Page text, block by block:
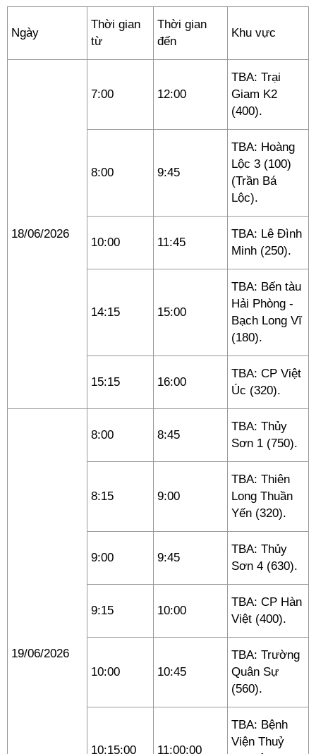
Ngày
Thời gian
từ
Thời gian
đến
Khu vực
18/06/2026
7:00 12:00
TBA: Trại
Giam K2
(400).
8:00 9:45
TBA: Hoàng
Lộc 3 (100)
(Trần Bá
Lộc).
10:00 11:45
TBA: Lê Đình
Minh (250).
14:15 15:00
TBA: Bến tàu
Hải Phòng -
Bạch Long Vĩ
(180).
15:15 16:00
TBA: CP Việt
Úc (320).
19/06/2026
8:00 8:45
TBA: Thủy
Sơn 1 (750).
8:15 9:00
TBA: Thiên
Long Thuần
Yến (320).
9:00 9:45
TBA: Thủy
Sơn 4 (630).
9:15 10:00
TBA: CP Hàn
Việt (400).
10:00 10:45
TBA: Trường
Quân Sự
(560).
10:15:00 11:00:00
TBA: Bệnh
Viện Thuỷ